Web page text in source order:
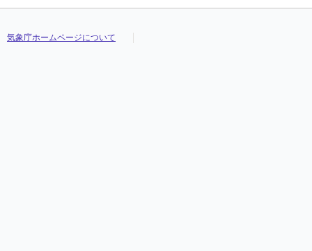
気象庁ホームページについて